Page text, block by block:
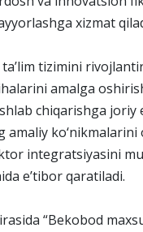
xizmat
tizimini
amalga
chiqarishga joriy
amaliy ko‘nikmalarini
integratsiyasini
e’tibor qaratiladi.
“Bekobod